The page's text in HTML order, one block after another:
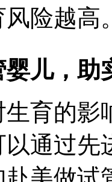
险越高
婴儿，助
的影
通过